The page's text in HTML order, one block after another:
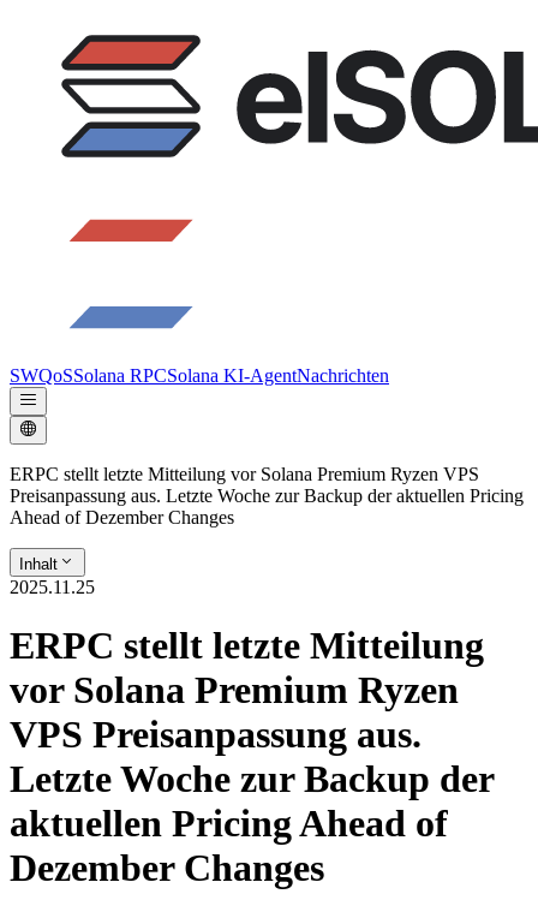
SWQoSSolana RPCSolana KI-AgentNachrichten
ERPC stellt letzte Mitteilung vor Solana Premium Ryzen VPS
Preisanpassung aus. Letzte Woche zur Backup der aktuellen Pricing
Ahead of Dezember Changes
Inhalt
2025.11.25
ERPC stellt letzte Mitteilung
vor Solana Premium Ryzen
VPS Preisanpassung aus.
Letzte Woche zur Backup der
aktuellen Pricing Ahead of
Dezember Changes